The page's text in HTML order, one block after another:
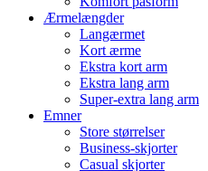
Ærmelængder
Langærmet
Kort ærme
Ekstra kort arm
Ekstra lang arm
Super-extra lang arm
Emner
Store størrelser
Business-skjorter
Casual skjorter